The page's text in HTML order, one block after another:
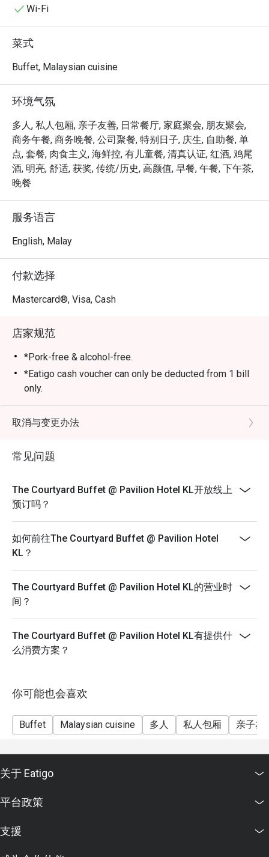
中华、印度料理的精髓，与经典的西式和意式佳肴完美呈
无论您是想享用一顿快速的晚餐，还是悠闲地度过整个夜
晚，这里的独特魅力都将让您回味无穷：
一趟美食之旅，更是对马来西亚深厚文化底蕴与国际风味
的一场礼赞。您可以前一秒沉浸在香气浓郁的在地咖喱
中，下一秒又细细品尝新鲜现做的意大利面。惬意的露天
环境，为用餐提供了绝美的背景，让每一餐都像是一次逃
离日常的特别体验。
Ideal for refined business lunches, leisurely weekend
Wi-Fi
菜式
Buffet, Malaysian cuisine
环境气氛
多人, 私人包厢, 亲子友善, 日常餐厅, 家庭聚会, 朋友聚会,
商务午餐, 商务晚餐, 公司聚餐, 特别日子, 庆生, 自助餐, 单
点, 套餐, 肉食主义, 海鲜控, 有儿童餐, 清真认证, 红酒, 鸡尾
酒, 明亮, 舒适, 获奖, 传统/历史, 高颜值, 早餐, 午餐, 下午茶,
晚餐
服务语言
English, Malay
付款选择
Mastercard®, Visa, Cash
店家规范
*Pork-free & alcohol-free.
*Eatigo cash voucher can only be deducted from 1 bill
only.
*Eatigo discounts are non-applicable to senior citizens,
children, The Courtyard's Afternoon Tea & any other on-
*Table arrangements are subject to availability.
取消与变更办法
常见问题
The Courtyard Buffet @ Pavilion Hotel KL开放线上
预订吗？
如何前往The Courtyard Buffet @ Pavilion Hotel
KL？
The Courtyard Buffet @ Pavilion Hotel KL的营业时
间？
The Courtyard Buffet @ Pavilion Hotel KL有提供什
么消费方案？
你可能也会喜欢
Buffet Malaysian cuisine 多人 私人包厢 亲子友
关于 Eatigo
平台政策
支援